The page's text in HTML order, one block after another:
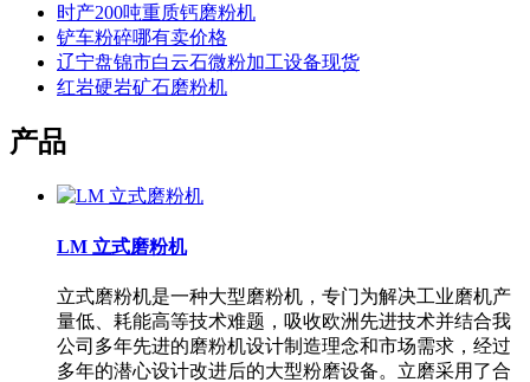
时产200吨重质钙磨粉机
铲车粉碎哪有卖价格
辽宁盘锦市白云石微粉加工设备现货
红岩硬岩矿石磨粉机
产品
LM 立式磨粉机
立式磨粉机是一种大型磨粉机，专门为解决工业磨机产
量低、耗能高等技术难题，吸收欧洲先进技术并结合我
公司多年先进的磨粉机设计制造理念和市场需求，经过
多年的潜心设计改进后的大型粉磨设备。立磨采用了合